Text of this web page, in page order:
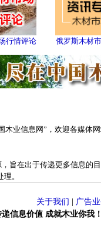
行情评论 俄罗斯木材
木业信息网”，欢迎各媒体
旨在出于传递更多信息的
。
关于我们
广告
递信息价值 成就木业你我